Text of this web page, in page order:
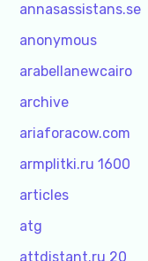
annasassistans.se
anonymous
arabellanewcairo
archive
ariaforacow.com
armplitki.ru 1600
articles
atg
attdistant.ru 20